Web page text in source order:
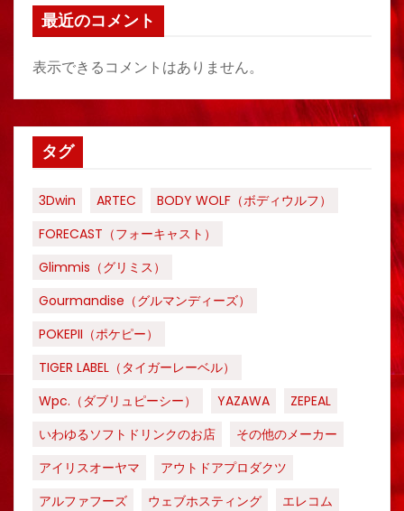
最近のコメント
表示できるコメントはありません。
タグ
3Dwin ARTEC
BODY WOLF（ボディウルフ）
FORECAST（フォーキャスト）
Glimmis（グリミス）
Gourmandise（グルマンディーズ）
POKEPII（ポケピー）
TIGER LABEL（タイガーレーベル）
Wpc.（ダブリュピーシー）
YAZAWA
ZEPEAL
いわゆるソフトドリンクのお店
その他のメーカー
アイリスオーヤマ
アウトドアプロダクツ
アルファフーズ
ウェブホスティング
エレコム